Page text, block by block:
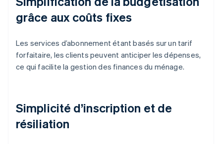
grâce aux coûts fixes
Les services d’abonnement étant basés sur un tarif
forfaitaire, les clients peuvent anticiper les dépenses,
ce qui facilite la gestion des finances du ménage.
Simplicité d’inscription et de
résiliation